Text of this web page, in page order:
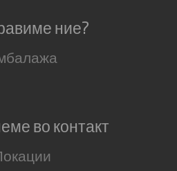
ние?
во контакт